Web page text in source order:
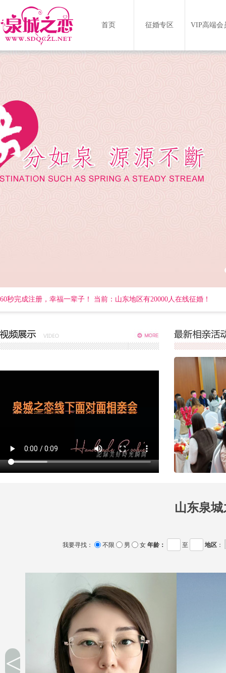
首页 征婚专区 VIP高端会
60秒完成注册，幸福一辈子！ 当前：山东地区有20000人在线征婚！
山东泉
我要寻找： 不限 男 女 年龄： 至 地区 ：